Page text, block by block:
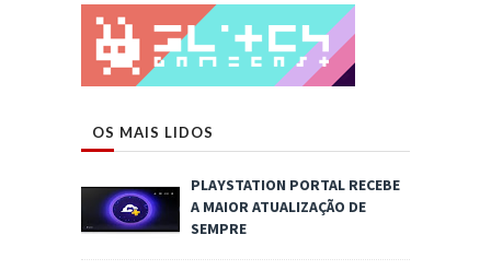
OS MAIS LIDOS
PLAYSTATION PORTAL RECEBE
A MAIOR ATUALIZAÇÃO DE
SEMPRE